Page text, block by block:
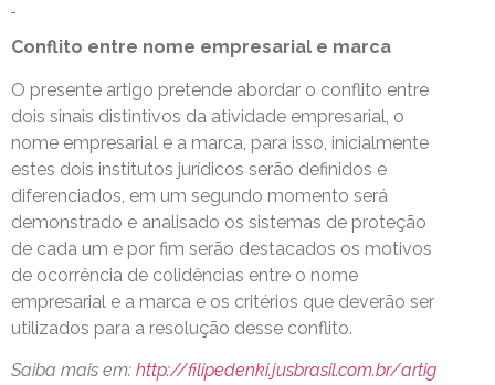
Conflito entre nome empresarial e marca
O presente artigo pretende abordar o conflito entre
dois sinais distintivos da atividade empresarial, o
nome empresarial e a marca, para isso, inicialmente
estes dois institutos jurídicos serão definidos e
diferenciados, em um segundo momento será
demonstrado e analisado os sistemas de proteção
de cada um e por fim serão destacados os motivos
de ocorrência de colidências entre o nome
empresarial e a marca e os critérios que deverão ser
utilizados para a resolução desse conflito.
Saiba mais em: http://filipedenki.jusbrasil.com.br/artig